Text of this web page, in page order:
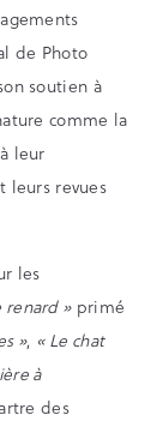
de Photo
soutien à
comme la
leur
leurs revues
les
renard »primé
», « Le chat
à
des